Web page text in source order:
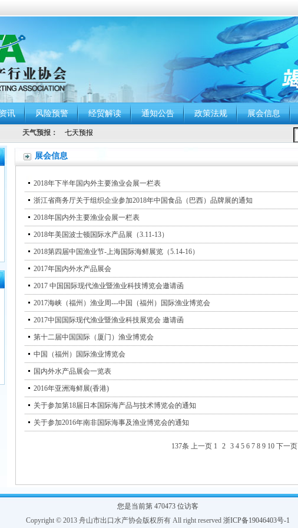
讯 风险预警 经贸解读 通知公告 政策法规 展会信息
天气预报：
展会信息
2018年下半年国内外主要渔业会展一栏表
浙江省商务厅关于组织企业参加2018年中国食品（巴西）品牌展的通知
2018年国内外主要渔业会展一栏表
2018年美国波士顿国际水产品展（3.11-13）
2018第四届中国渔业节-上海国际海鲜展览（5.14-16）
2017年国内外水产品展会
2017 中国国际现代渔业暨渔业科技博览会邀请函
2017海峡（福州）渔业周---中国（福州）国际渔业博览会
2017中国国际现代渔业暨渔业科技展览会 邀请函
第十二届中国国际（厦门）渔业博览会
中国（福州）国际渔业博览会
国内外水产品展会一览表
2016年亚洲海鲜展(香港)
关于参加第18届日本国际海产品与技术博览会的通知
关于参加2016年南非国际海事及渔业博览会的通知
137条 上一页 1 2 3 4 5 6 7 8 9 10 下一页
您是当前第 470473 位访客
Copyright © 2013 舟山市出口水产协会版权所有 All right reserved 浙ICP备19046403号-1